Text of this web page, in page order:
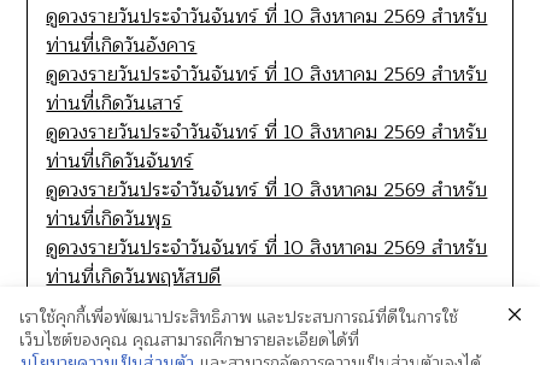
ดูดวงรายวันประจำวันจันทร์ ที่ 10 สิงหาคม 2569 สำหรับ
ท่านที่เกิดวันอังคาร
ดูดวงรายวันประจำวันจันทร์ ที่ 10 สิงหาคม 2569 สำหรับ
ท่านที่เกิดวันเสาร์
ดูดวงรายวันประจำวันจันทร์ ที่ 10 สิงหาคม 2569 สำหรับ
ท่านที่เกิดวันจันทร์
ดูดวงรายวันประจำวันจันทร์ ที่ 10 สิงหาคม 2569 สำหรับ
ท่านที่เกิดวันพุธ
ดูดวงรายวันประจำวันจันทร์ ที่ 10 สิงหาคม 2569 สำหรับ
ท่านที่เกิดวันพฤหัสบดี
เราใช้คุกกี้เพื่อพัฒนาประสิทธิภาพ และประสบการณ์ที่ดีในการใช้
เว็บไซต์ของคุณ คุณสามารถศึกษารายละเอียดได้ที่